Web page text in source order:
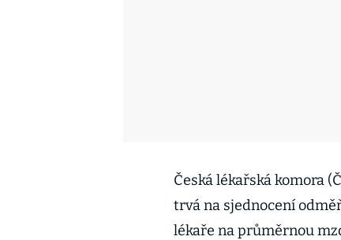
Česká lékařská komora
trvá na sjednocení
lékaře na průměrnou